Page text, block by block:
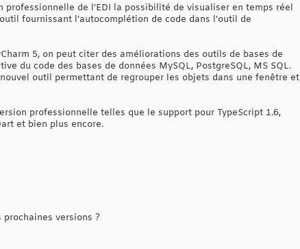
de l’EDI la possibilité de visualiser en temps réel
fournissant l’autocomplétion de code dans l’outil de
5, on peut citer des améliorations des outils de bases de
du code des bases de données MySQL, PostgreSQL, MS SQL.
outil permettant de regrouper les objets dans une fenêtre et
professionnelle telles que le support pour TypeScript 1.6,
et bien plus encore.
versions ?